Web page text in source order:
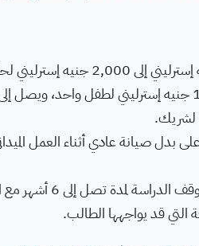
بدل صيانة عادي أثناء العمل
أشهر مع استمرار الحصول على بدل الصيانة.
التي قد يواجهها الطالب.